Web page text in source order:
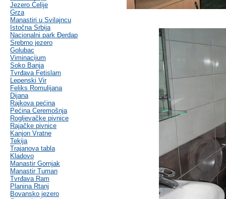
Jezero Ćelije
Grza
Manastiri u Svilajncu
Istočna Srbija
Nacionalni park Đerdap
Srebrno jezero
Golubac
Viminacijum
Soko Banja
Tvrđava Fetislam
Lepenski Vir
Feliks Romulijana
Dijana
Rajkova pećina
Pećina Ceremošnja
Rogljevačke pivnice
Rajačke pivnice
Kanjon Vratne
Tekija
Trajanova tabla
Kladovo
Manastir Gornjak
Manastir Tuman
Tvrđava Ram
Planina Rtanj
Bovansko jezero